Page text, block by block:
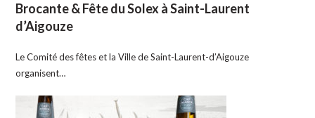
Brocante & Fête du Solex à Saint-Laurent
d’Aigouze
Le Comité des fêtes et la Ville de Saint-Laurent-d’Aigouze
organisent…